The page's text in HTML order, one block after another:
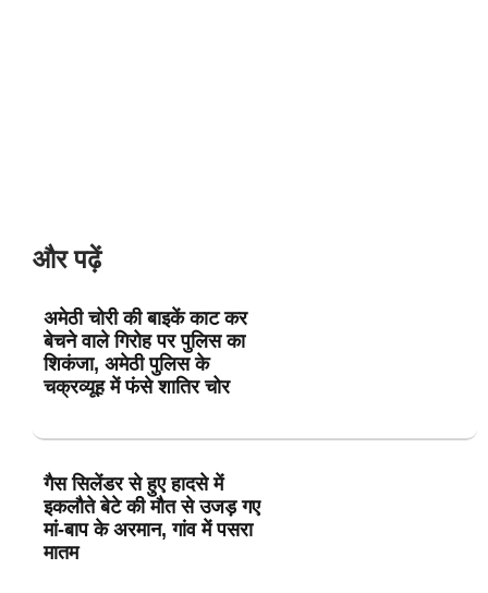
और पढ़ें
अमेठी चोरी की बाइकें काट कर
बेचने वाले गिरोह पर पुलिस का
शिकंजा, अमेठी पुलिस के
चक्रव्यूह में फंसे शातिर चोर
गैस सिलेंडर से हुए हादसे में
इकलौते बेटे की मौत से उजड़ गए
मां-बाप के अरमान, गांव में पसरा
मातम